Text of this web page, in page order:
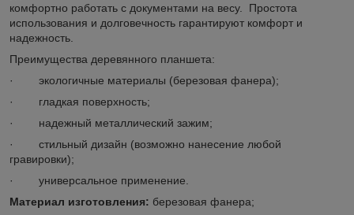
комфортно работать с документами на весу. Простота
использования и долговечность гарантируют комфорт и
надежность.
Преимущества деревянного планшета:
· экологичные материалы (березовая фанера);
· гладкая поверхность;
· надежный металлический зажим;
· стильный дизайн (возможно нанесение любой
гравировки);
· универсальное применение.
Материал изготовления: березовая фанера;